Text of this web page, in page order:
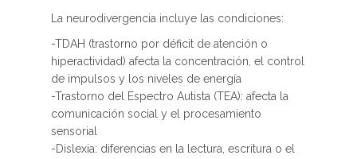
La neurodivergencia incluye las condiciones:
-TDAH (trastorno por déficit de atención o
hiperactividad) afecta la concentración, el control
de impulsos y los niveles de energía
-Trastorno del Espectro Autista (TEA): afecta la
comunicación social y el procesamiento
sensorial
-Dislexia: diferencias en la lectura, escritura o el